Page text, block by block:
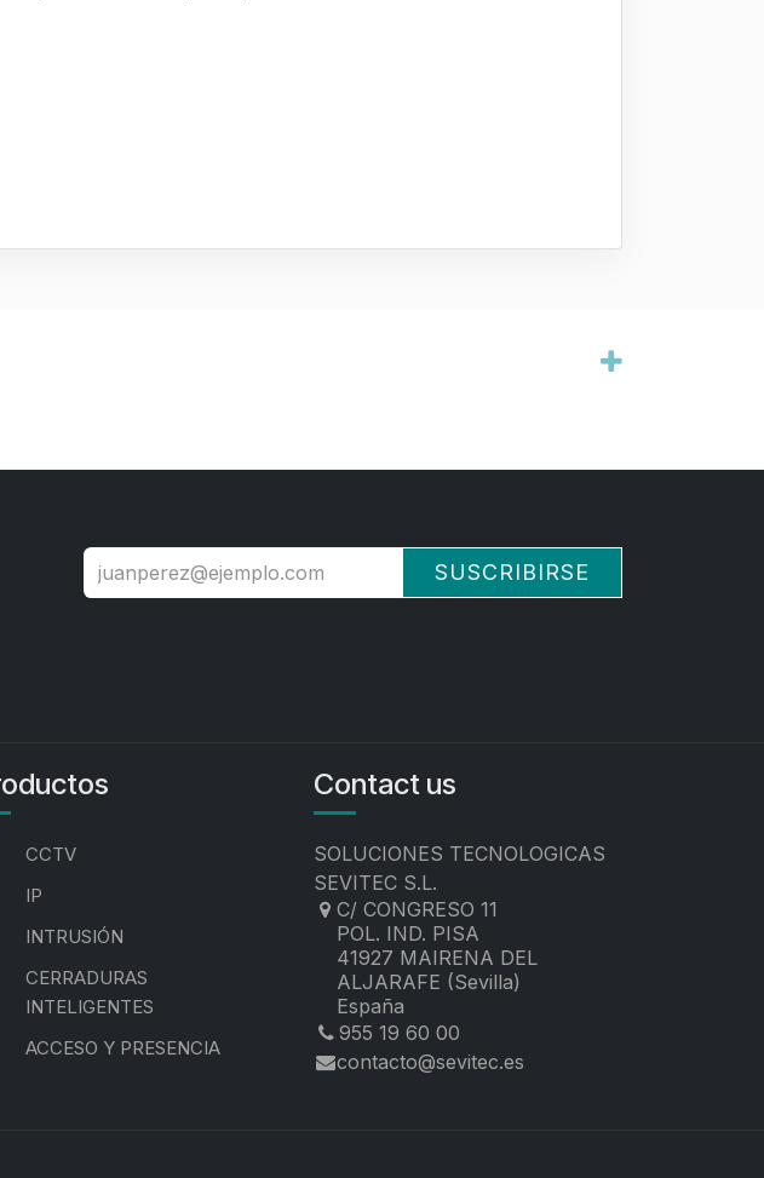
SUSCRIBIRSE
CCTV
IP
INTRUSIÓN
CERRADURAS
INTELIGENTES
ACCESO Y PRESENCIA
Contact us
SOLUCIONES TECNOLOGICAS
SEVITEC S.L.
C/ CONGRESO 11
POL. IND. PISA
41927 MAIRENA DEL
ALJARAFE (Sevilla)
España
955 19 60 00
contacto@sevitec.es